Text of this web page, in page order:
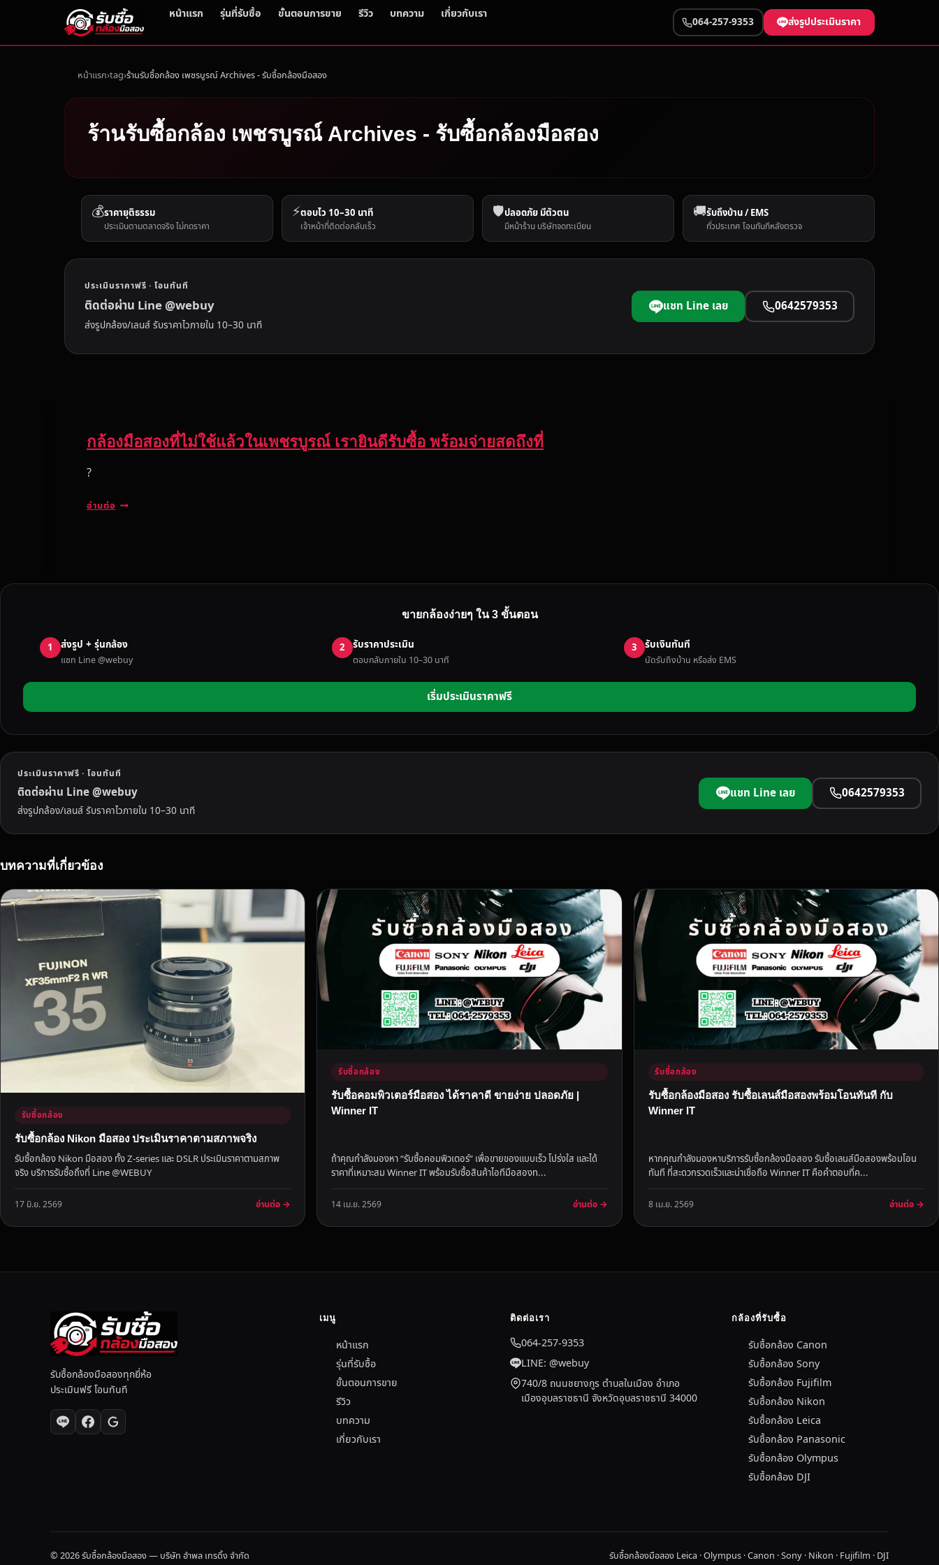
หน้าแรก รุ่นที่รับซื้อ ขั้นตอนการขาย รีวิว บทความ เกี่ยวกับเรา
064-257-9353 ส่งรูปประเมินราคา
หน้าแรก tag ร้านรับซื้อกล้อง เพชรบูรณ์ Archives - รับซื้อกล้องมือสอง
ร้านรับซื้อกล้อง เพชรบูรณ์ Archives - รับซื้อกล้องมือสอง
💰ราคายุติธรรม
ประเมินตามตลาดจริง ไม่กดราคา
⚡ตอบไว 10–30 นาที
เจ้าหน้าที่ติดต่อกลับเร็ว
🛡️ปลอดภัย มีตัวตน
มีหน้าร้าน บริษัทจดทะเบียน
🚚รับถึงบ้าน / EMS
ทั่วประเทศ โอนทันทีหลังตรวจ
ประเมินราคาฟรี · โอนทันที
ติดต่อผ่าน Line @webuy
ส่งรูปกล้อง/เลนส์ รับราคาไวภายใน 10–30 นาที
แชท Line เลย 0642579353
กล้องมือสองที่ไม่ใช้แล้วในเพชรบูรณ์ เรายินดีรับซื้อ พร้อมจ่ายสดถึงที่
?
อ่านต่อ ก
อ
ที่
ไ
ม่
ช้
ใ
น
เ
ร
ณ์
ซื้
ร้
จ่
า
ย
ส
ถึ
ขายกล้องง่ายๆ ใน 3 ขั้นตอน
1 ส่งรูป + รุ่นกล้อง
แชท Line @webuy
2 รับราคาประเมิน
ตอบกลับภายใน 10–30 นาที
3 รับเงินทันที
นัดรับถึงบ้าน หรือส่ง EMS
เริ่มประเมินราคาฟรี
ประเมินราคาฟรี · โอนทันที
ติดต่อผ่าน Line @webuy
ส่งรูปกล้อง/เลนส์ รับราคาไวภายใน 10–30 นาที
แชท Line เลย 0642579353
บทความที่เกี่ยวข้อง
รับซื้อกล้อง
รับซื้อกล้อง Nikon มือสอง ประเมินราคาตามสภาพจริง
รับซื้อกล้อง Nikon มือสอง ทั้ง Z-series และ DSLR ประเมินราคาตามสภาพ
จริง บริการรับซื้อถึงที่ Line @WEBUY
17 มิ.ย. 2569 อ่านต่อ →
รับซื้อกล้อง
รับซื้อคอมพิวเตอร์มือสอง ได้ราคาดี ขายง่าย ปลอดภัย |
Winner IT
ถ้าคุณกำลังมองหา “รับซื้อคอมพิวเตอร์” เพื่อขายของแบบเร็ว โปร่งใส และได้
ราคาที่เหมาะสม Winner IT พร้อมรับซื้อสินค้าไอทีมือสองท...
14 เม.ย. 2569 อ่านต่อ →
รับซื้อกล้อง
รับซื้อกล้องมือสอง รับซื้อเลนส์มือสองพร้อมโอนทันที กับ
Winner IT
หากคุณกำลังมองหาบริการรับซื้อกล้องมือสอง รับซื้อเลนส์มือสองพร้อมโอน
ทันที ที่สะดวกรวดเร็วและน่าเชื่อถือ Winner IT คือคำตอบที่ค...
8 เม.ย. 2569 อ่านต่อ →
รับซื้อกล้องมือสองทุกยี่ห้อ
ประเมินฟรี โอนทันที
เมนู
หน้าแรก
รุ่นที่รับซื้อ
ขั้นตอนการขาย
รีวิว
บทความ
เกี่ยวกับเรา
ติดต่อเรา
064-257-9353
LINE: @webuy
740/8 ถนนชยางกูร ตำบลในเมือง อำเภอ
เมืองอุบลราชธานี จังหวัดอุบลราชธานี 34000
กล้องที่รับซื้อ
รับซื้อกล้อง Canon
รับซื้อกล้อง Sony
รับซื้อกล้อง Fujifilm
รับซื้อกล้อง Nikon
รับซื้อกล้อง Leica
รับซื้อกล้อง Panasonic
รับซื้อกล้อง Olympus
รับซื้อกล้อง DJI
© 2026 รับซื้อกล้องมือสอง — บริษัท อำพล เทรดิ้ง จำกัด รับซื้อกล้องมือสอง Leica · Olympus · Canon · Sony · Nikon · Fujifilm · DJI